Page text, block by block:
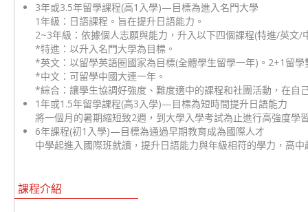
3年或3.5年留學課程(高1入學)—目標為進入名門大學
1年級：日語課程。旨在提升日語能力。
2~3年級：依據個人志願與能力，升入以下四個課程(特進/英文/
*特進：以升入名門大學為目標。
*英文：以留學英語圈國家為目標(全體學生留學一年)。2+1留學
*中文：可留學中國大連一年。
*綜合：讓學生協調好強度、難度適中的課程和社團活動，在自
1年或1.5年留學課程(高3入學)—目標為短時間提升日語能力
將一個月的暑期縮短致2週，到大學入學考試為止進行高強度學
6年課程(初1入學)—目標為通過早期教育成為國際人才
中學起進入國際班就讀，提升日語能力與年級相符的學力，高
課程介紹